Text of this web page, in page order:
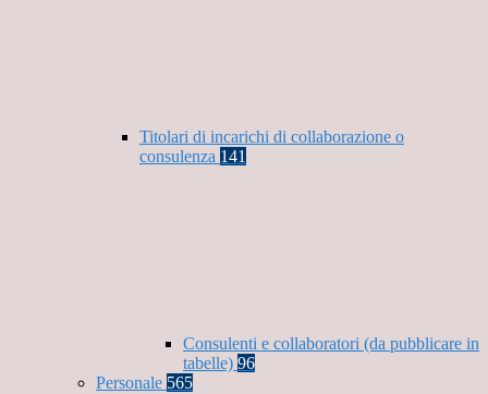
Titolari di incarichi di collaborazione o
consulenza 141
Consulenti e collaboratori (da pubblicare in
tabelle) 96
Personale 565